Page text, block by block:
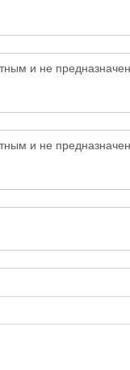
и не
и не